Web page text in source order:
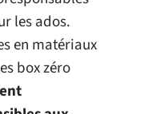
les ados.
en matériaux
box zéro